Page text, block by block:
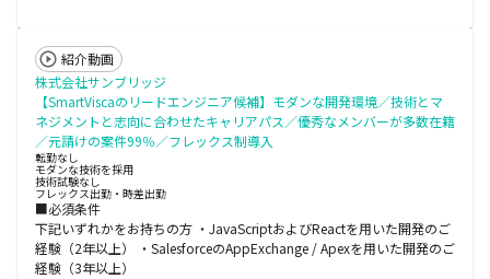
紹介動画
株式会社サンブリッジ
【SmartViscaのリードエンジニア候補】モダンな開発環境／技術とマ
ネジメントと志向に合わせたキャリアパス／優秀なメンバーが多数在籍
／元請けの案件99％／フレックス制導入
転勤なし
モダンな技術を採用
技術試験なし
フレックス出勤・時差出勤
■必須条件
下記いずれかをお持ちの方 ・JavaScriptおよびReactを用いた開発のご
経験（2年以上） ・SalesforceのAppExchange / Apexを用いた開発のご
経験（3年以上）